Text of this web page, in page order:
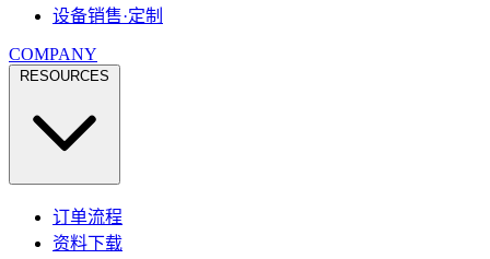
设备销售·定制
COMPANY
RESOURCES
订单流程
资料下载